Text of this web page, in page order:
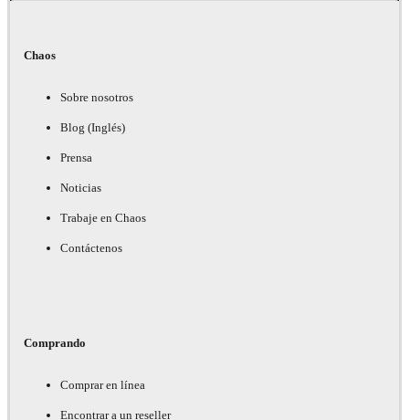
Chaos
Sobre nosotros
Blog (Inglés)
Prensa
Noticias
Trabaje en Chaos
Contáctenos
Comprando
Comprar en línea
Encontrar a un reseller